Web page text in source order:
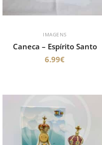
IMAGENS
Caneca – Espírito Santo
6.99€